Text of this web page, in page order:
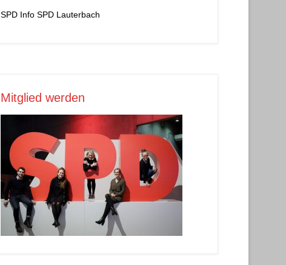
SPD Info SPD Lauterbach
Mitglied werden